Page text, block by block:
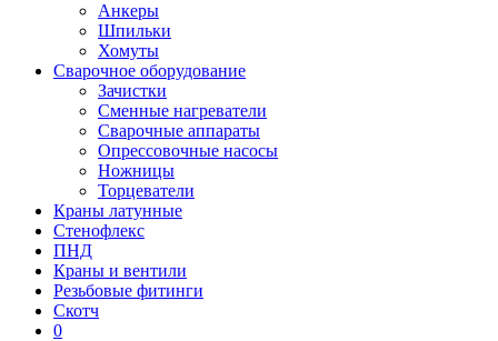
Анкеры
Шпильки
Хомуты
Сварочное оборудование
Зачистки
Сменные нагреватели
Сварочные аппараты
Опрессовочные насосы
Ножницы
Торцеватели
Краны латунные
Стенофлекс
ПНД
Краны и вентили
Резьбовые фитинги
Скотч
0